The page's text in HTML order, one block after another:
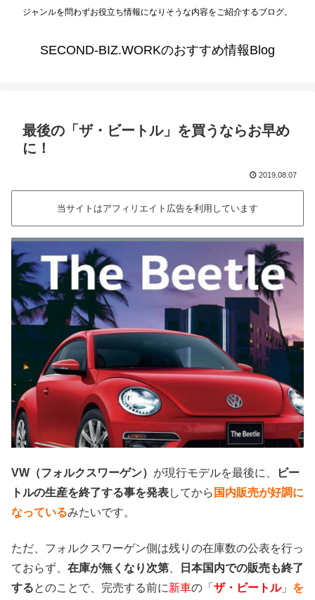
ジャンルを問わずお役立ち情報になりそうな内容をご紹介するブログ。
SECOND-BIZ.WORKのおすすめ情報Blog
最後の「ザ・ビートル」を買うならお早め
に！
2019.08.07
当サイトはアフィリエイト広告を利用しています
VW（フォルクスワーゲン） が現行モデルを最後に、
ビー
トルの生産を終了する事を発表してから 国内販売が好調に
なっているみたいです。
ただ、フォルクスワーゲン側は残りの在庫数の公表を行っ
ておらず、 在庫が無くなり次第
日本国内での販売も終了
するとのことで、完売する前に新車の「 ザ・ビートル」 を